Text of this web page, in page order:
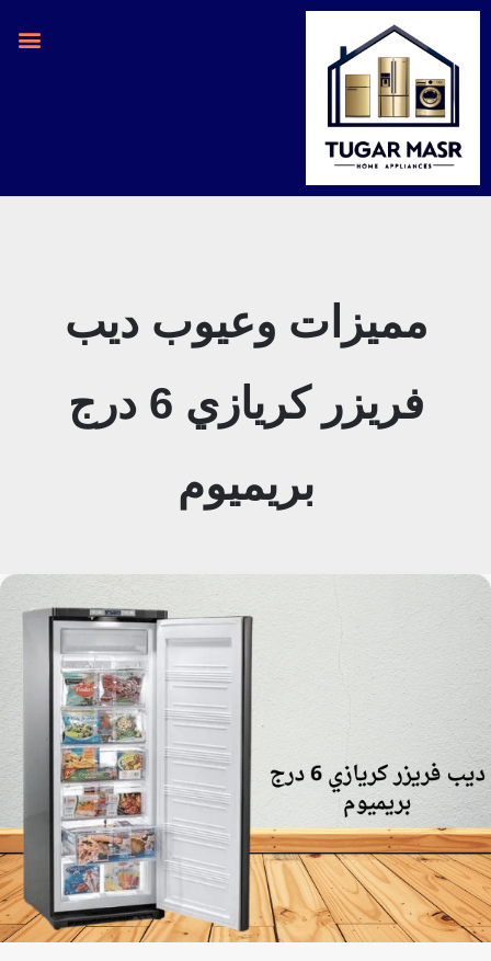
تخطي
المحتوى
مميزات وعيوب ديب
فريزر كريازي 6 درج
بريميوم
فريزر
درج
بريميوم:
هل
يستحق
الشراء؟